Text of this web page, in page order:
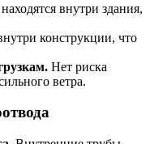
внутри здания,
конструкции, что
Нет риска
ветра.